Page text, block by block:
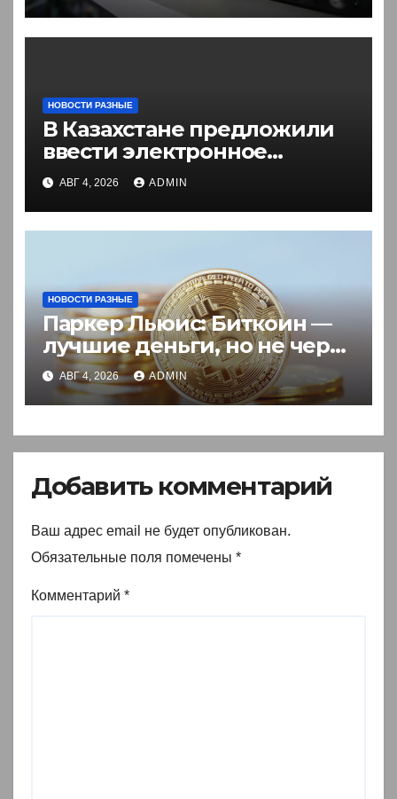
НОВОСТИ РАЗНЫЕ
В Казахстане предложили
ввести электронное
разрешение на въезд для
иностранцев
АВГ 4, 2026 ADMIN
НОВОСТИ РАЗНЫЕ
Паркер Льюис: Биткоин —
лучшие деньги, но не через
акции
АВГ 4, 2026 ADMIN
Добавить комментарий
Ваш адрес email не будет опубликован.
Обязательные поля помечены *
Комментарий *